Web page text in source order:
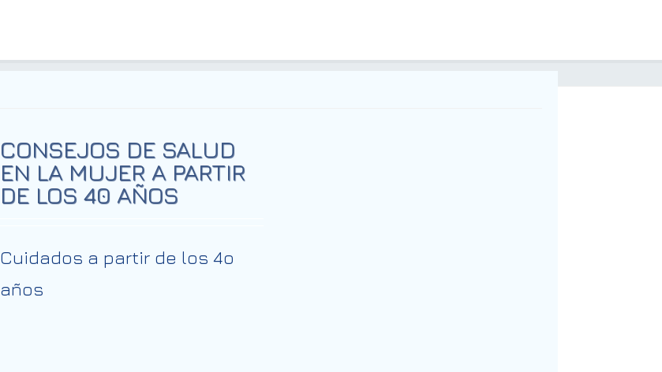
CONSEJOS DE SALUD
EN LA MUJER A PARTIR
DE LOS 40 AÑOS
Cuidados a partir de los 4o
años